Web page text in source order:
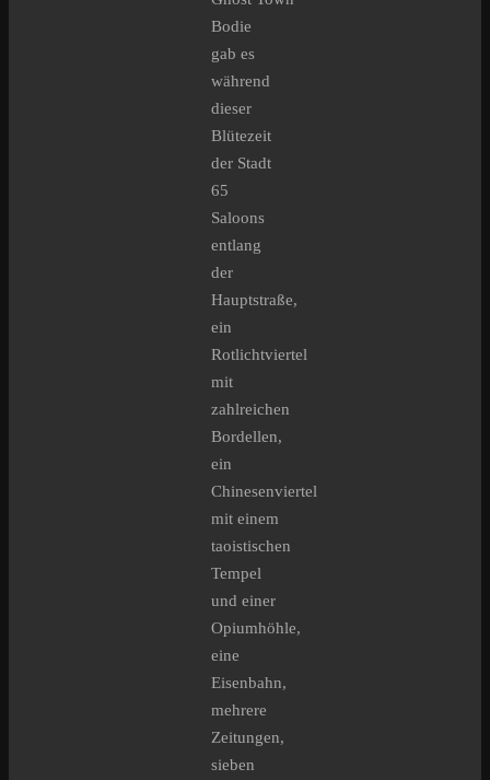
Bodie
gab es
während
dieser
Blütezeit
der Stadt
65
Saloons
entlang
der
Hauptstraße,
ein
Rotlichtviertel
mit
zahlreichen
Bordellen,
ein
Chinesenviertel
mit einem
taoistischen
Tempel
und einer
Opiumhöhle,
eine
Eisenbahn,
mehrere
Zeitungen,
sieben